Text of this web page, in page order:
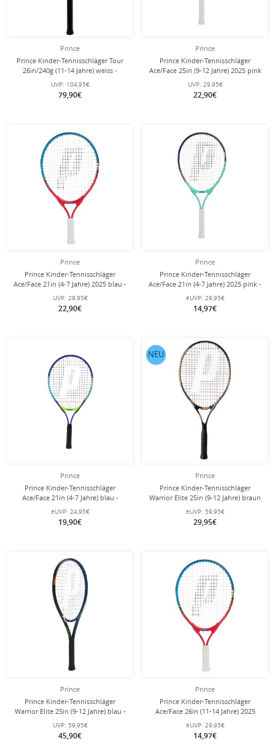
Prince
Prince Kinder-Tennisschläger Tour
26in/240g (11-14 Jahre) weiss -
besaitet -
UVP: 104,95€
79,90€
Prince
Prince Kinder-Tennisschläger
Ace/Face 25in (9-12 Jahre) 2025 pink
- besaitet -
UVP: 29,95€
22,90€
Prince
Prince Kinder-Tennisschläger
Ace/Face 21in (4-7 Jahre) 2025 blau -
besaitet -
UVP: 29,95€
22,90€
Prince
Prince Kinder-Tennisschläger
Ace/Face 21in (4-7 Jahre) 2025 pink -
besaitet -
eUVP: 29,95€
14,97€
Prince
Prince Kinder-Tennisschläger
Ace/Face 21in (4-7 Jahre) blau -
besaitet -
eUVP: 24,95€
19,90€
Prince
Prince Kinder-Tennisschläger
Warrior Elite 25in (9-12 Jahre) braun
- besaitet -
eUVP: 59,95€
29,95€
NEU
Prince
Prince Kinder-Tennisschläger
Warrior Elite 25in (9-12 Jahre) blau -
besaitet -
UVP: 59,95€
45,90€
Prince
Prince Kinder-Tennisschläger
Ace/Face 26in (11-14 Jahre) 2025
blau - besaitet -
eUVP: 29,95€
14,97€